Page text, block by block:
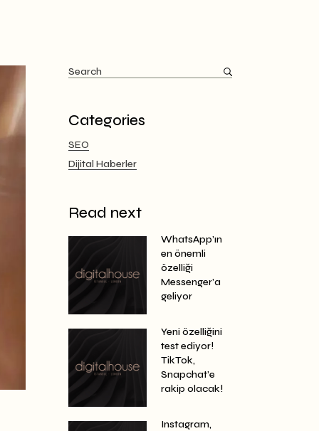
Search
for:
Categories
SEO
Dijital Haberler
Read next
WhatsApp’ın
en önemli
özelliği
Messenger’a
geliyor
Yeni özelliğini
test ediyor!
TikTok,
Snapchat’e
rakip olacak!
Instagram,